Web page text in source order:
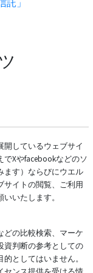
開しているウェブサイ
Xやfacebookなどのソ
ます）ならびにウエル
サイトの閲覧、ご利用
いたします。
どの比較検索、マーケ
資判断の参考としての
としてはいません。